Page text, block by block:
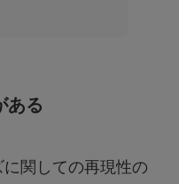
ある
関しての再現性の